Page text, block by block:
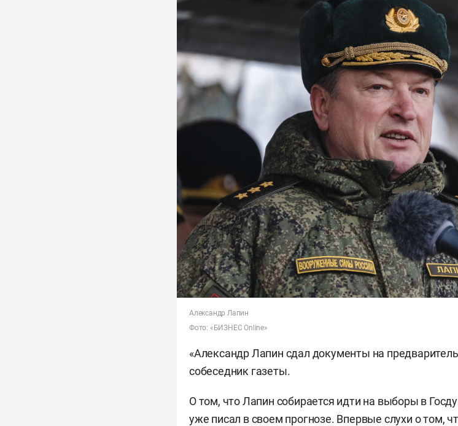
Александр Лапин
Фото: «БИЗНЕС Online»
«Александр Лапин сдал документы на
собеседник газеты.
О том, что Лапин собирается идти на выборы в
уже писал в своем прогнозе. Впервые слухи о том,